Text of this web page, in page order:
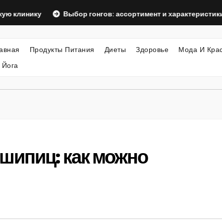
Выбор гонгов: ассортимент и характеристики
Продукты Питания Диеты Здоровье Мода И
как можно